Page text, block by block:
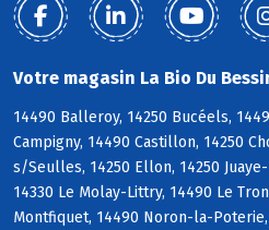
Votre magasin La Bio Du
14490 Balleroy, 14250 Bucéels,
Campigny, 14490 Castillon, 14250
s/Seulles, 14250 Ellon, 14250
14330 Le Molay-Littry, 14490 Le
Montfiquet, 14490 Noron-la-